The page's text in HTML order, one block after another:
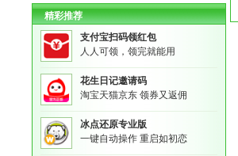
精彩推荐
支付宝扫码领红包
人人可领，领完就能用
花生日记邀请码
淘宝天猫京东 领券又返佣
冰点还原专业版
一键自动操作 重启如初恋